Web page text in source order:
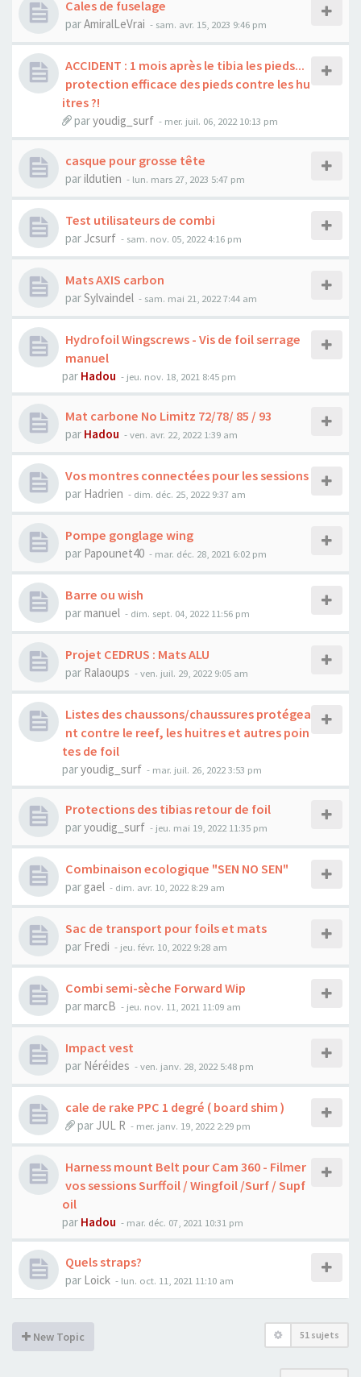
Cales de fuselage
parAmiralLeVrai - sam. avr. 15, 2023 9:46 pm
ACCIDENT : 1 mois après le tibia les pieds...
protection efficace des pieds contre les hu
itres ?!
paryoudig_surf - mer. juil. 06, 2022 10:13 pm
casque pour grosse tête
parildutien - lun. mars 27, 2023 5:47 pm
Test utilisateurs de combi
par Jcsurf - sam. nov. 05, 2022 4:16 pm
Mats AXIS carbon
parSylvaindel - sam. mai 21, 2022 7:44 am
Hydrofoil Wingscrews - Vis de foil serrage
manuel
par Hadou - jeu. nov. 18, 2021 8:45 pm
Mat carbone No Limitz 72/78/ 85 / 93
par Hadou -ven. avr. 22, 2022 1:39 am
Vos montres connectées pour les sessions
par Hadrien - dim. déc. 25, 2022 9:37 am
Pompe gonglage wing
par Papounet40 - mar. déc. 28, 2021 6:02 pm
Barre ou wish
parmanuel - dim. sept. 04, 2022 11:56 pm
Projet CEDRUS : Mats ALU
par Ralaoups -ven. juil. 29, 2022 9:05 am
Listes des chaussons/chaussures protégea
nt contre le reef, les huitres et autres poin
tes de foil
paryoudig_surf - mar. juil. 26, 2022 3:53 pm
Protections des tibias retour de foil
paryoudig_surf - jeu. mai 19, 2022 11:35 pm
Combinaison ecologique "SEN NO SEN"
par gael - dim. avr. 10, 2022 8:29 am
Sac de transport pour foils et mats
par Fredi - jeu. févr. 10, 2022 9:28 am
Combi semi-sèche Forward Wip
parmarcB - jeu. nov. 11, 2021 11:09 am
Impact vest
par Néréides -ven. janv. 28, 2022 5:48 pm
cale de rake PPC 1 degré ( board shim )
par JUL R - mer. janv. 19, 2022 2:29 pm
Harness mount Belt pour Cam 360 - Filmer
vos sessions Surffoil / Wingfoil /Surf / Supf
oil
par Hadou - mar. déc. 07, 2021 10:31 pm
Quels straps?
par Loick - lun. oct. 11, 2021 11:10 am
New Topic 51 sujets